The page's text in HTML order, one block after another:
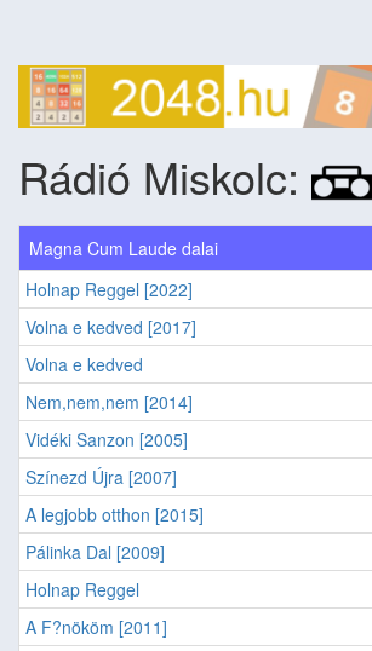
Rádió Miskolc:
Magna Cum Laude dalai
Holnap Reggel [2022]
Volna e kedved [2017]
Volna e kedved
Nem,nem,nem [2014]
Vidéki Sanzon [2005]
Színezd Újra [2007]
A legjobb otthon [2015]
Pálinka Dal [2009]
Holnap Reggel
A F?nököm [2011]